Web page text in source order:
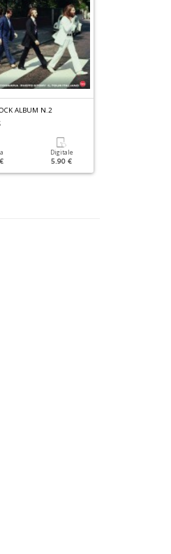
ALBUM N.2
Digitale
5.90 €